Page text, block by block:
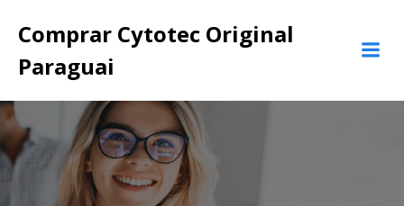
para
Comprar Cytotec Original
Paraguai